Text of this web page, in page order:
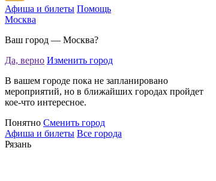
Афиша и билеты Помощь
Москва
Ваш город — Москва?
Да, верно Изменить город
В вашем городе пока не запланировано
мероприятий, но в ближайших городах пройдет
кое-что интересное.
Понятно Сменить город
Афиша и билеты Все города
Рязань